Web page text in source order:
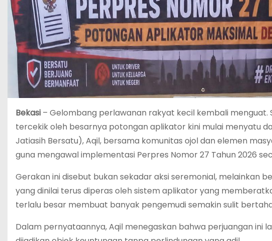
Bekasi – Gelombang perlawanan rakyat kecil kembali menguat.
tercekik oleh besarnya potongan aplikator kini mulai menyatu
Jatiasih Bersatu), Aqil, bersama komunitas ojol dan elemen
guna mengawal implementasi Perpres Nomor 27 Tahun 2026
Gerakan ini disebut bukan sekadar aksi seremonial, melainkan
yang dinilai terus diperas oleh sistem aplikator yang
terlalu besar membuat banyak pengemudi semakin sulit
Dalam pernyataannya, Aqil menegaskan bahwa perjuangan ini